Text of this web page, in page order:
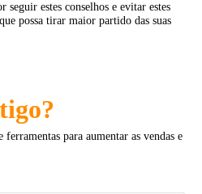
seguir estes conselhos e evitar estes
possa tirar maior partido das suas
para aumentar as vendas e